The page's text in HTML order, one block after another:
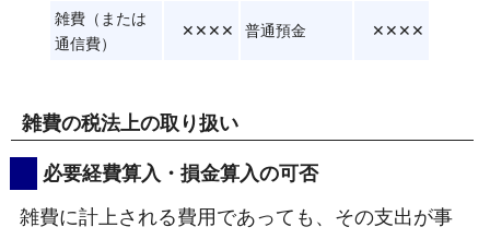
雑費（または
通信費）
✕✕✕✕ 普通預金 ✕✕✕✕
雑費の税法上の取り扱い
必要経費算入・損金算入の可否
雑費に計上される費用であっても、その支出が事